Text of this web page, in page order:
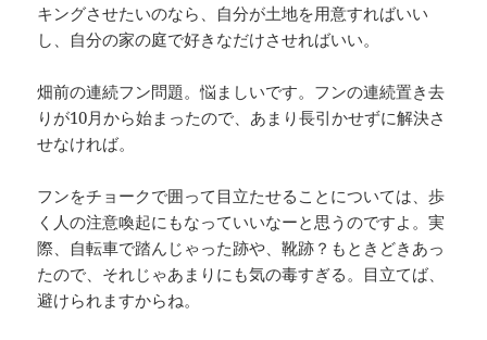
キングさせたいのなら、自分が土地を用意すればいい
し、自分の家の庭で好きなだけさせればいい。
畑前の連続フン問題。悩ましいです。フンの連続置き去
りが10月から始まったので、あまり長引かせずに解決さ
せなければ。
フンをチョークで囲って目立たせることについては、歩
く人の注意喚起にもなっていいなーと思うのですよ。実
際、自転車で踏んじゃった跡や、靴跡？もときどきあっ
たので、それじゃあまりにも気の毒すぎる。目立てば、
避けられますからね。